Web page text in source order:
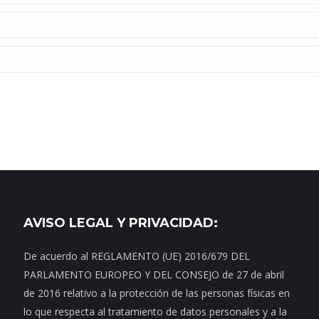
AVISO LEGAL Y PRIVACIDAD:
De acuerdo al REGLAMENTO (UE) 2016/679 DEL
PARLAMENTO EUROPEO Y DEL CONSEJO de 27 de abril
de 2016 relativo a la protección de las personas físicas en
lo que respecta al tratamiento de datos personales y a la